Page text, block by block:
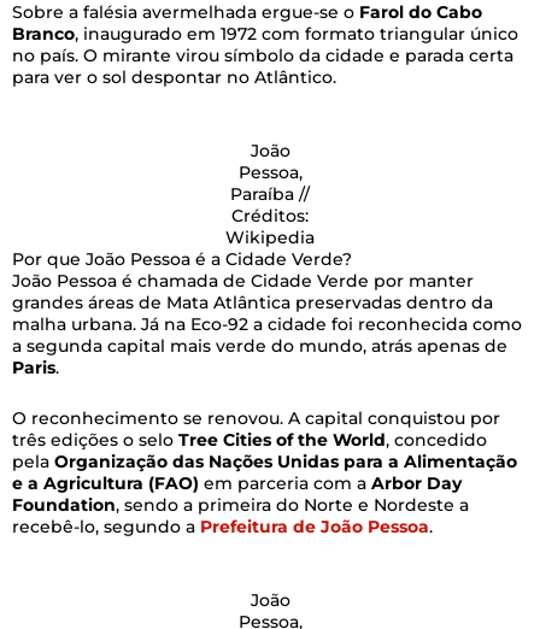
Sobre a falésia avermelhada ergue-se o Farol do Cabo
Branco, inaugurado em 1972 com formato triangular único
no país. O mirante virou símbolo da cidade e parada certa
para ver o sol despontar no Atlântico.
João
Pessoa,
Paraíba //
Créditos:
Wikipedia
Por que João Pessoa é a Cidade Verde?
João Pessoa é chamada de Cidade Verde por manter
grandes áreas de Mata Atlântica preservadas dentro da
malha urbana. Já na Eco-92 a cidade foi reconhecida como
a segunda capital mais verde do mundo, atrás apenas de
Paris.
O reconhecimento se renovou. A capital conquistou por
três edições o selo Tree Cities of the World, concedido
pela Organização das Nações Unidas para a Alimentação
e a Agricultura (FAO) em parceria com a Arbor Day
Foundation, sendo a primeira do Norte e Nordeste a
recebê-lo, segundo a Prefeitura de João Pessoa.
João
Pessoa,